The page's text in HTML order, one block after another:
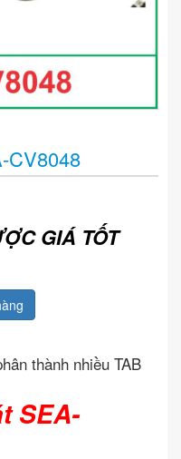
CV8048
GIÁ TỐT
thành nhiều TAB
SEA-